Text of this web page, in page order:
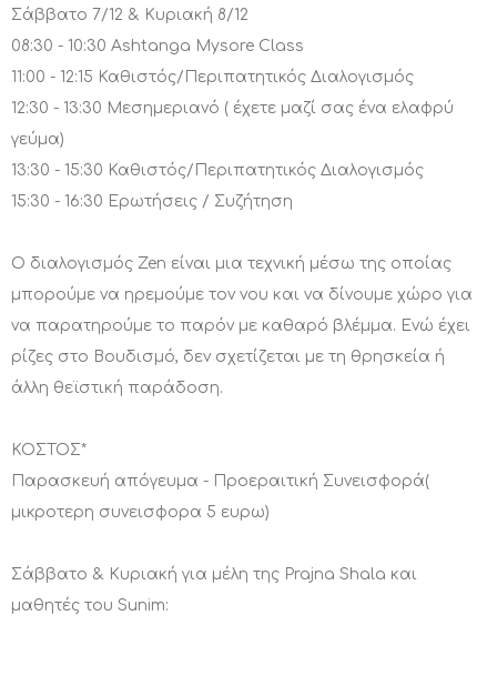
Σάββατο 7/12 & Κυριακή 8/12
08:30 - 10:30 Ashtanga Mysore Class
11:00 - 12:15 Καθιστός/Περιπατητικός Διαλογισμός
12:30 - 13:30 Μεσημεριανό ( έχετε μαζί σας ένα ελαφρύ
γεύμα)
13:30 - 15:30 Καθιστός/Περιπατητικός Διαλογισμός
15:30 - 16:30 Ερωτήσεις / Συζήτηση
Ο διαλογισμός Zen είναι μια τεχνική μέσω της οποίας
μπορούμε να ηρεμούμε τον νου και να δίνουμε χώρο για
να παρατηρούμε το παρόν με καθαρό βλέμμα. Ενώ έχει
ρίζες στο Βουδισμό, δεν σχετίζεται με τη θρησκεία ή
άλλη θεϊστική παράδοση.
ΚΟΣΤΟΣ*
Παρασκευή απόγευμα - Προεραιτική Συνεισφορά(
μικροτερη συνεισφορα 5 ευρω)
Σάββατο & Κυριακή για μέλη της Prajna Shala και
μαθητές του Sunim: